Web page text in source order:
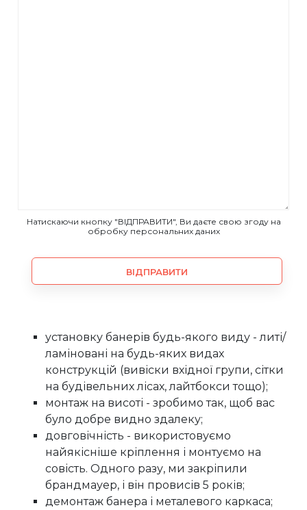
Натискаючи кнопку "ВІДПРАВИТИ", Ви даєте свою згоду на
обробку персональних даних
ВІДПРАВИТИ
установку банерів будь-якого виду - литі/
ламіновані на будь-яких видах
конструкцій (вивіски вхідної групи, сітки
на будівельних лісах, лайтбокси тощо);
монтаж на висоті - зробимо так, щоб вас
було добре видно здалеку;
довговічність - використовуємо
найякісніше кріплення і монтуємо на
совість. Одного разу, ми закріпили
брандмауер, і він провисів 5 років;
демонтаж банера і металевого каркаса;